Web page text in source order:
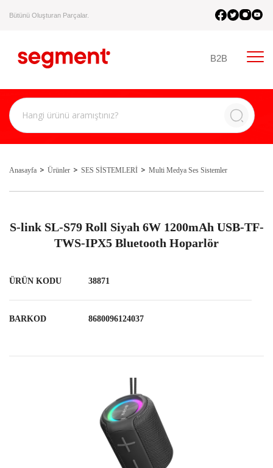
Bütünü Oluşturan Parçalar.
B2B
Anasayfa Ürünler SES SİSTEMLERİ Multi Medya Ses Sistemler
S-link SL-S79 Roll Siyah 6W 1200mAh USB-TF-
TWS-IPX5 Bluetooth Hoparlör
ÜRÜN KODU 38871
BARKOD 8680096124037